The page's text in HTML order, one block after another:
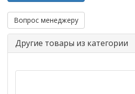
Вопрос менеджеру
Другие товары из категории